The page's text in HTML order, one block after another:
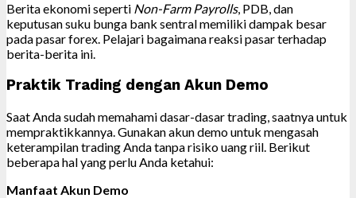
Berita ekonomi seperti Non-Farm Payrolls, PDB, dan
keputusan suku bunga bank sentral memiliki dampak besar
pada pasar forex. Pelajari bagaimana reaksi pasar terhadap
berita-berita ini.
Praktik Trading dengan Akun Demo
Saat Anda sudah memahami dasar-dasar trading, saatnya untuk
mempraktikkannya. Gunakan akun demo untuk mengasah
keterampilan trading Anda tanpa risiko uang riil. Berikut
beberapa hal yang perlu Anda ketahui:
Manfaat Akun Demo